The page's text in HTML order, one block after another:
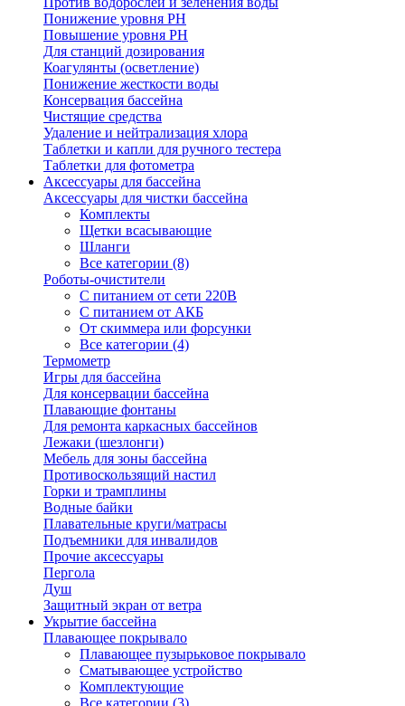
Понижение уровня РН
Повышение уровня РН
Для станций дозирования
Коагулянты (осветление)
Понижение жесткости воды
Консервация бассейна
Чистящие средства
Удаление и нейтрализация хлора
Таблетки и капли для ручного тестера
Таблетки для фотометра
Аксессуары для бассейна
Аксессуары для чистки бассейна
Комплекты
Щетки всасывающие
Шланги
Все категории (8)
Роботы-очистители
С питанием от сети 220В
С питанием от АКБ
От скиммера или форсунки
Все категории (4)
Термометр
Игры для бассейна
Для консервации бассейна
Плавающие фонтаны
Для ремонта каркасных бассейнов
Лежаки (шезлонги)
Мебель для зоны бассейна
Противоскользящий настил
Горки и трамплины
Водные байки
Плавательные круги/матрасы
Подъемники для инвалидов
Прочие аксессуары
Пергола
Душ
Защитный экран от ветра
Укрытие бассейна
Плавающее покрывало
Плавающее пузырьковое покрывало
Сматывающее устройство
Комплектующие
Все категории (3)